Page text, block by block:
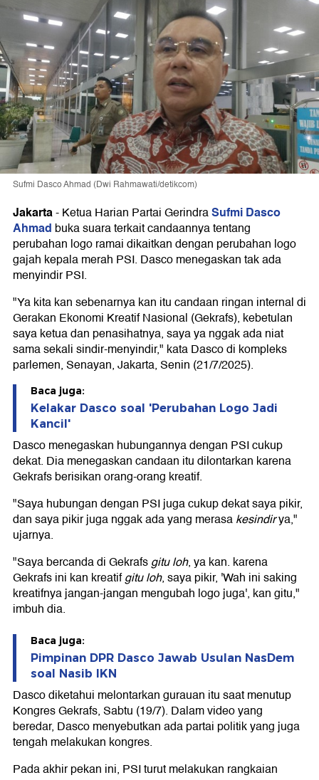
Sufmi Dasco Ahmad (Dwi Rahmawati/detikcom)
Jakarta-Ketua Harian Partai GerindraSufmi Dasco
Ahmad buka suara terkait candaannya tentang
perubahan logo ramai dikaitkan dengan perubahan logo
gajah kepala merah PSI. Dasco menegaskan tak ada
menyindir PSI.
"Ya kita kan sebenarnya kan itu candaan ringan internal di
Gerakan Ekonomi Kreatif Nasional (Gekrafs), kebetulan
saya ketua dan penasihatnya, saya ya nggak ada niat
sama sekali sindir-menyindir," kata Dasco di kompleks
parlemen, Senayan, Jakarta, Senin (21/7/2025).
Baca juga:
Kelakar Dasco soal 'Perubahan Logo Jadi
Kancil'
Dasco menegaskan hubungannya dengan PSI cukup
dekat. Dia menegaskan candaan itu dilontarkan karena
Gekrafs berisikan orang-orang kreatif.
"Saya hubungan dengan PSI juga cukup dekat saya pikir,
dan saya pikir juga nggak ada yang merasakesindirya,"
ujarnya.
"Saya bercanda di Gekrafsgitu loh, ya kan. karena
Gekrafs ini kan kreatifgitu loh, saya pikir, 'Wah ini saking
kreatifnya jangan-jangan mengubah logo juga', kan gitu,"
imbuh dia.
Baca juga:
Pimpinan DPR Dasco Jawab Usulan NasDem
soal Nasib IKN
Dasco diketahui melontarkan gurauan itu saat menutup
Kongres Gekrafs, Sabtu (19/7). Dalam video yang
beredar, Dasco menyebutkan ada partai politik yang juga
tengah melakukan kongres.
Pada akhir pekan ini, PSI turut melakukan rangkaian